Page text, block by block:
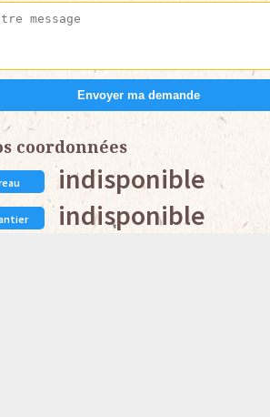
coordonnées
indisponible
indisponible